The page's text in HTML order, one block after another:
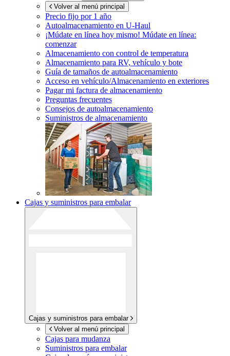
Volver al menú principal
Precio fijo por 1 año
Autoalmacenamiento en U-Haul
¡Múdate en línea hoy mismo! Múdate en línea:
comenzar
Almacenamiento con control de temperatura
Almacenamiento para RV, vehículo y bote
Guía de tamaños de autoalmacenamiento
Acceso en vehículo/Almacenamiento en exteriores
Pagar mi factura de almacenamiento
Preguntas frecuentes
Consejos de autoalmacenamiento
Suministros de almacenamiento
Cajas y suministros para embalar
Cajas y suministros para embalar
Volver al menú principal
Cajas para mudanza
Suministros para embalar